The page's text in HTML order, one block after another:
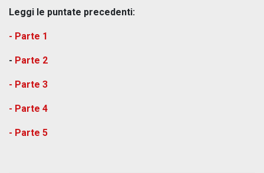
Leggi le puntate precedenti:
- Parte 1
- Parte 2
- Parte 3
- Parte 4
- Parte 5